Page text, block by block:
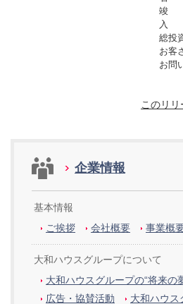
竣 工
入 居
総投
お客
お問い
このリ
企業情報
基本情報
ご挨拶
会社概要 事業概
大和ハウスグループについて
大和ハウスグループの“将来の
広告・協賛活動
大和ハウス